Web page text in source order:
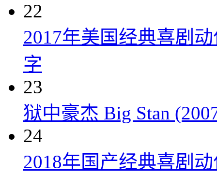
22
2017年美国经典喜剧
字
23
狱中豪杰 Big Stan
24
2018年国产经典喜剧